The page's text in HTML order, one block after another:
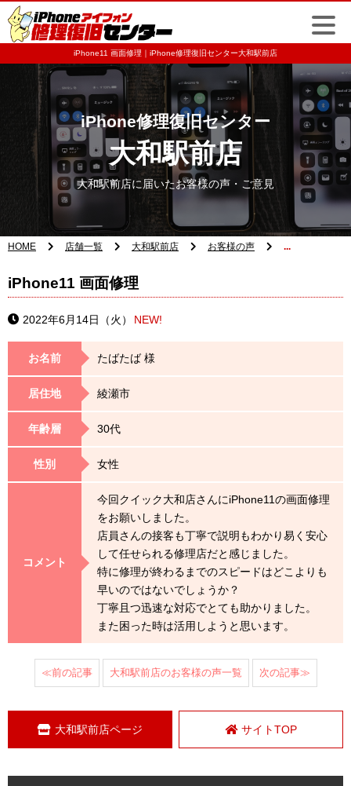
iPhone11 画面修理｜iPhone修理復旧センター大和駅前店
iPhone修理復旧センター
大和駅前店
大和駅前店に届いたお客様の声・ご意見
HOME 店舗一覧 大和駅前店 お客様の声 ...
iPhone11 画面修理
2022年6月14日（火） NEW!
お名前 たばたば 様
居住地 綾瀬市
年齢層 30代
性別 女性
コメント
今回クイック大和店さんにiPhone11の画面修理
をお願いしました。
店員さんの接客も丁寧で説明もわかり易く安心
して任せられる修理店だと感じました。
特に修理が終わるまでのスピードはどこよりも
早いのではないでしょうか？
丁寧且つ迅速な対応でとても助かりました。
また困った時は活用しようと思います。
≪前の記事 大和駅前店のお客様の声一覧 次の記事≫
大和駅前店ページ サイトTOP